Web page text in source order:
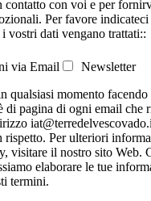
contatto con voi e per
Per favore
vostri dati vengano trattati::
via Email
Newsletter
qualsiasi momento
di pagina di ogni email che
rispetto. Per ulteriori
visitare il nostro sito Web.
elaborare le tue
termini.